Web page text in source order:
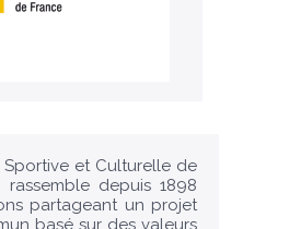
Sportive et Culturelle de
rassemble depuis 1898
partageant un projet
basé sur des valeurs